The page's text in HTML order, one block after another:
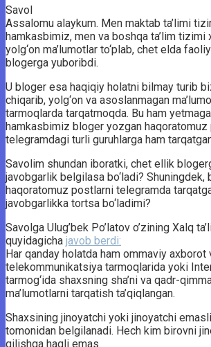
Savol
Assalomu alaykum. Men maktab ta’limi
hamkasbimiz, men va boshqa ta’lim tizimi
yolg‘on ma’lumotlar to‘plab, chet elda
blogerga yuboribdi.
U bloger esa haqiqiy holatni bilmay turib
chiqarib, yolg‘on va asoslanmagan
tarmoqlarda tarqatmoqda. Bu ham
hamkasbimiz bloger yozgan
telegramdagi turli guruhlarga ham
Savolim shundan iboratki, chet ellik
javobgarlik belgilasa bo‘ladi? Shuningdek,
haqoratomuz postlarni telegramda
javobgarlikka tortsa bo‘ladimi?
Savolga Ulug’bek Po’latov o’zining Xalq
quyidagicha javob berdi:
Har qanday holatda ham ommaviy axborot
telekommunikatsiya tarmoqlarida yoki
tarmog‘ida shaxsning sha’ni va qadr-
ma’lumotlarni tarqatish ta’qiqlangan.
Shaxsining jinoyatchi yoki jinoyatchi
tomonidan belgilanadi. Hech kim birovni
qilishga haqli emas.